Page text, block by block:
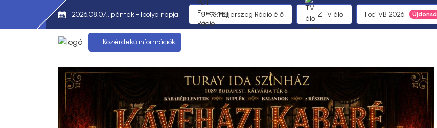
2026.08.07., péntek - Ibolya napja 95,1 Egerszeg Rádió élő ZTV élő Foci VB 2026
Közérdekű információk